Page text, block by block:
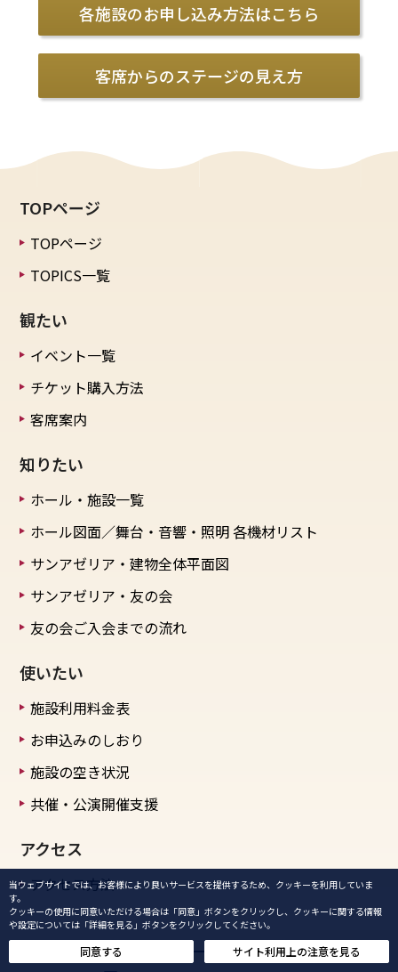
各施設のお申し込み方法はこちら
客席からのステージの見え方
当ウェブサイトでは、お客様により良いサービスを提供するため、クッキーを利用していま
す。
クッキーの使用に同意いただける場合は「同意」ボタンをクリックし、クッキーに関する情報
や設定については「詳細を見る」ボタンをクリックしてください。
同意する サイト利用上の注意を見る
TOPページ
TOPページ
TOPICS一覧
観たい
イベント一覧
チケット購入方法
客席案内
知りたい
ホール・施設一覧
ホール図面／舞台・音響・照明各機材リスト
サンアゼリア・建物全体平面図
サンアゼリア・友の会
友の会ご入会までの流れ
使いたい
施設利用料金表
お申込みのしおり
施設の空き状況
共催・公演開催支援
アクセス
アクセス方法
チケット・公演・ホールのご利用について